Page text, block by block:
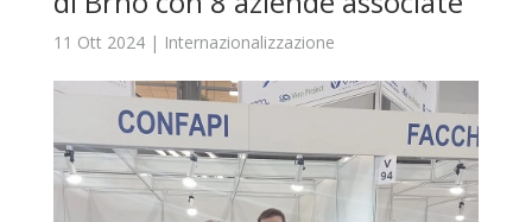
11 Ott 2024| Internazionalizzazione